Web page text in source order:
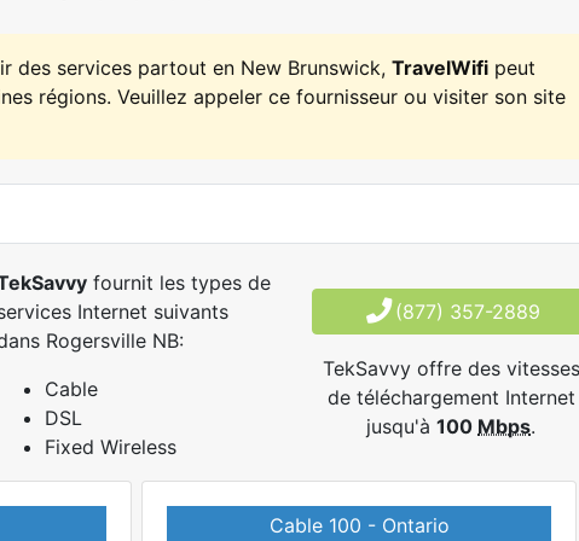
des services partout en New Brunswick, TravelWifi peut
régions. Veuillez appeler ce fournisseur ou visiter son site
fournit les types de
Internet suivants
Rogersville NB:
Cable
DSL
Fixed Wireless
(877) 357-2889
TekSavvy offre des vitesses
de téléchargement Internet
jusqu'à100 Mbps.
Cable 100 - Ontario